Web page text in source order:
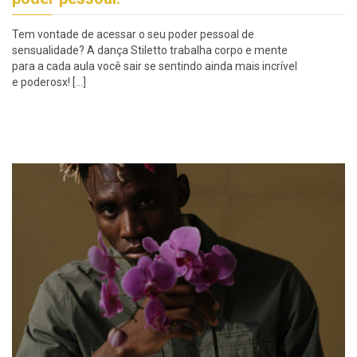
Tem vontade de acessar o seu poder pessoal de
sensualidade? A dança Stiletto trabalha corpo e mente
para a cada aula você sair se sentindo ainda mais incrível
e poderosx! […]